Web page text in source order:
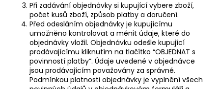
Při zadávání objednávky si kupující vybere zboží,
počet kusů zboží, způsob platby a doručení.
Před odesláním objednávky je kupujícímu
umožněno kontrolovat a měnit údaje, které do
objednávky vložil. Objednávku odešle kupující
prodávajícímu kliknutím na tlačítko “OBJEDNAT s
povinností platby”. Údaje uvedené v objednávce
jsou prodávajícím považovány za správné.
Podmínkou platnosti objednávky je vyplnění všech